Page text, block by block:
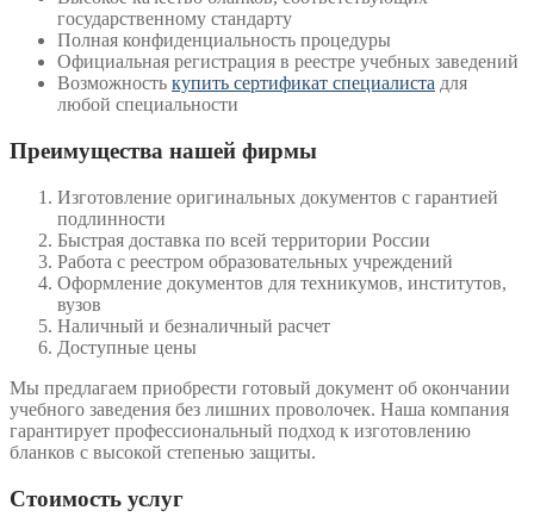
государственному стандарту
Полная конфиденциальность процедуры
Официальная регистрация в реестре учебных заведений
Возможность купить сертификат специалиста для
любой специальности
Преимущества нашей фирмы
Изготовление оригинальных документов с гарантией
подлинности
Быстрая доставка по всей территории России
Работа с реестром образовательных учреждений
Оформление документов для техникумов, институтов,
вузов
Наличный и безналичный расчет
Доступные цены
Мы предлагаем приобрести готовый документ об окончании
учебного заведения без лишних проволочек. Наша компания
гарантирует профессиональный подход к изготовлению
бланков с высокой степенью защиты.
Стоимость услуг